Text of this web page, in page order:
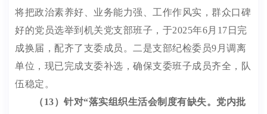
将把政治素养好、业务能力强、工作作风实，群众口碑
好的党员选举到机关党支部班子，于2025年6月 17 日完
成换届，配齐了支委成员。二是支部纪检委员9 月调离
单位，现已完成支委补选，确保支委班子成员齐全，队
伍稳定。
（13）针对“落实组织生活会制度有缺失。党内批